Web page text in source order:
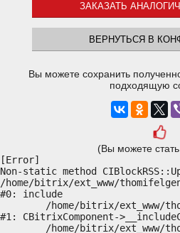
ЗАКАЗАТЬ
ВЕРНУТЬСЯ В
Вы можете сохранить
подходящую
(Вы можете
[Error]
Non-static method
/home/bitrix/ext_www/
#0: include
#1: CBitrixComponent-